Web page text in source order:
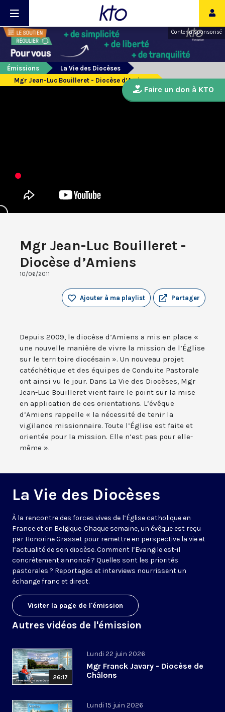
Contenu sponsorisé
Émissions
La Vie des Diocèses
Mgr Jean-Luc Bouilleret - Diocèse d’Amiens
Mgr Jean-Luc Bouilleret -
Diocèse d’Amiens
10/06/2011
Partager
Ajouter à ma playlist
Depuis 2009, le diocèse d’Amiens a mis en place «
une nouvelle manière de vivre la mission de l’Église
sur le territoire diocésain ». Un nouveau projet
catéchétique et des équipes de Conduite Pastorale
ont ainsi vu le jour. Dans La Vie des Diocèses, Mgr
Jean-Luc Bouilleret vient faire le point sur la mise
en application de ces orientations. L’évêque
d’Amiens rappelle « la nécessité de tenir la
vigilance missionnaire. Toute l’Église est faite et
orientée pour la mission. Elle n’est pas pour elle-
même ».
La Vie des Diocèses
À la rencontre des forces vives de l’Église catholique en
France et en Belgique. Chaque semaine, un évêque est reçu
par Honorine Grasset pour remettre en perspective la vie et
l’actualité de son diocèse. Comment l’Evangile est-il
concrètement annoncé ? Quelles sont les priorités
pastorales ? Reportages et interviews nourrissent un
échange franc et direct.
Visiter la page de l'émission
Autres vidéos de l'émission
26:17
Lundi 22 juin 2026
Mgr Franck Javary - Diocèse de
Châlons
Lundi 15 juin 2026
Faire un don à KTO